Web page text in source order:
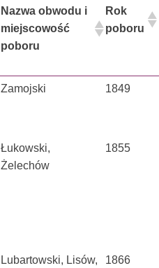
Nazwa obwodu i
miejscowość
poboru
Rok
poboru
Zamojski 1849
Łukowski,
Żelechów
1855
Lubartowski, Lisów,
1866